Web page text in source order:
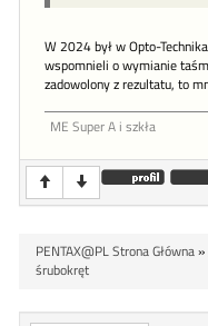
W 2024 był w Opto-
wspomnieli o wymianie
zadowolony z rezultatu, to
ME Super A i szkła
PENTAX@PL Strona Główna»
śrubokręt